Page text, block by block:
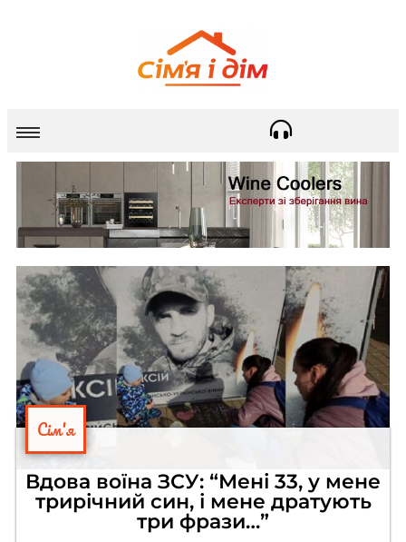
Сім'я
Вдова воїна ЗСУ: “Мені 33, у мене
трирічний син, і мене дратують
три фрази…”